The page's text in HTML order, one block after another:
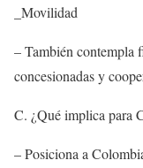
_Movilidad
– También contempla
concesionadas y
C. ¿Qué implica para
– Posiciona a